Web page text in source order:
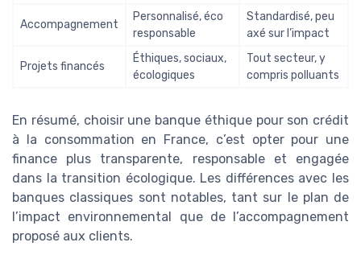
Accompagnement
Personnalisé, éco
responsable
Standardisé, peu
axé sur l’impact
Projets financés
Éthiques, sociaux,
écologiques
Tout secteur, y
compris polluants
En résumé, choisir une banque éthique pour son crédit
à la consommation en France, c’est opter pour une
finance plus transparente, responsable et engagée
dans la transition écologique. Les différences avec les
banques classiques sont notables, tant sur le plan de
l’impact environnemental que de l’accompagnement
proposé aux clients.